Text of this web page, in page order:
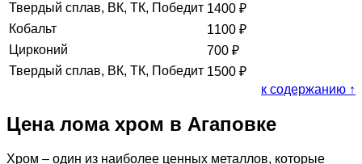
Твердый сплав, ВК, ТК, Победит 1400 ₽
Кобальт
1100 ₽
Цирконий
700 ₽
Твердый сплав, ВК, ТК, Победит 1500 ₽
к содержанию ↑
Цена лома хром в Агаповке
Хром – один из наиболее ценных металлов, которые